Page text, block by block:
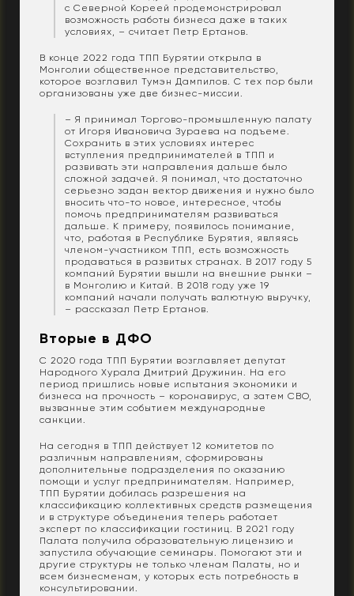
с Северной Кореей продемонстрировал
возможность работы бизнеса даже в таких
условиях, – считает Петр Ертанов.
В конце 2022 года ТПП Бурятии открыла в
Монголии общественное представительство,
которое возглавил Тумэн Дампилов. С тех пор были
организованы уже две бизнес-миссии.
– Я принимал Торгово-промышленную палату
от Игоря Ивановича Зураева на подъеме.
Сохранить в этих условиях интерес
вступления предпринимателей в ТПП и
развивать эти направления дальше было
сложной задачей. Я понимал, что достаточно
серьезно задан вектор движения и нужно было
вносить что-то новое, интересное, чтобы
помочь предпринимателям развиваться
дальше. К примеру, появилось понимание,
что, работая в Республике Бурятия, являясь
членом-участником ТПП, есть возможность
продаваться в развитых странах. В 2017 году 5
компаний Бурятии вышли на внешние рынки –
в Монголию и Китай. В 2018 году уже 19
компаний начали получать валютную выручку,
– рассказал Петр Ертанов.
Вторые в ДФО
С 2020 года ТПП Бурятии возглавляет депутат
Народного Хурала Дмитрий Дружинин. На его
период пришлись новые испытания экономики и
бизнеса на прочность – коронавирус, а затем СВО,
вызванные этим событием международные
санкции.
На сегодня в ТПП действует 12 комитетов по
различным направлениям, сформированы
дополнительные подразделения по оказанию
помощи и услуг предпринимателям. Например,
ТПП Бурятии добилась разрешения на
классификацию коллективных средств размещения
и в структуре объединения теперь работает
эксперт по классификации гостиниц. В 2021 году
Палата получила образовательную лицензию и
запустила обучающие семинары. Помогают эти и
другие структуры не только членам Палаты, но и
всем бизнесменам, у которых есть потребность в
консультировании.